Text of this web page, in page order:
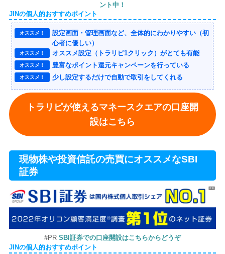
ント中！
JINの個人的おすすめポイント
オススメ！
設定画面・管理画面など、全体的にわかりやすい（初
心者に優しい）
オススメ！ オススメ設定（トラリピ1クリック）がとても有能
オススメ！ 豊富なポイント還元キャンペーンを行っている
オススメ！ 少し設定するだけで自動で取引をしてくれる
トラリピが使えるマネースクエアの口座開
設はこちら
現物株や投資信託の売買にオススメなSBI
証券
#PR SBI証券での口座開設はこちらからどうぞ
JINの個人的おすすめポイント